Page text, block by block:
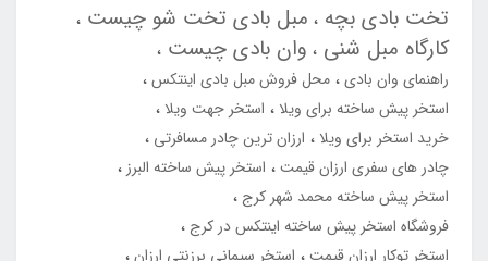
تخت بادی بچه مبل بادی تخت شو چیست
کارگاه مبل شنی وان بادی چیست
راهنمای وان بادی محل فروش مبل بادی اینتکس
استخر پیش ساخته برای ویلا
استخر جهت ویلا
خرید استخر برای ویلا
ارزان ترین چادر مسافرتی
چادر های سفری ارزان قیمت
استخر پیش ساخته البرز
استخر پیش ساخته محمد شهر کرج
فروشگاه استخر پیش ساخته اینتکس در کرج
استخر توکار ارزان قیمت
استخر سیمانی برزنتی ارزان